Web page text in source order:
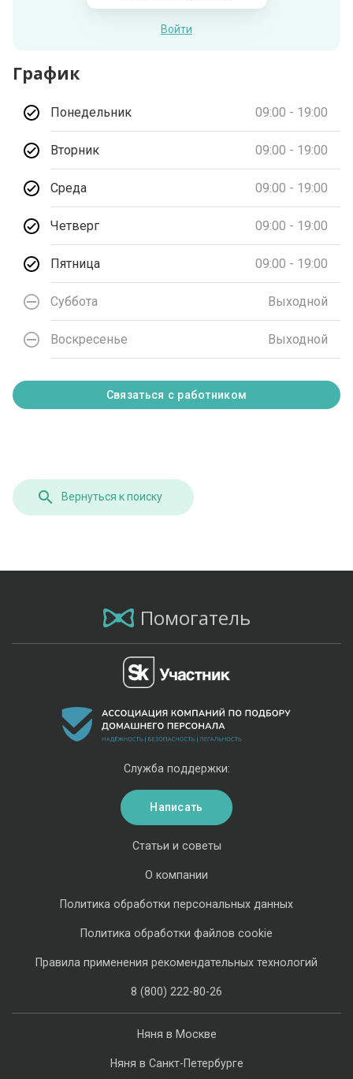
Войти
График
Понедельник 09:00 - 19:00
Вторник 09:00 - 19:00
Среда 09:00 - 19:00
Четверг 09:00 - 19:00
Пятница 09:00 - 19:00
Суббота Выходной
Воскресенье Выходной
Связаться с работником
Вернуться к поиску
Помогатель
Няня в Москве
Няня в Санкт-Петербурге
Статьи и советы
О компании
Политика обработки персональных данных
Политика обработки файлов cookie
Правила применения рекомендательных технологий
8 (800) 222-80-26
Служба поддержки:
Написать